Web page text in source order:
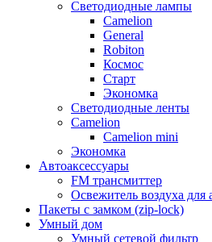
Светодиодные лампы
Camelion
General
Robiton
Космос
Старт
Экономка
Светодиодные ленты
Camelion
Camelion mini
Экономка
Автоаксессуары
FM трансмиттер
Освежитель воздуха для
Пакеты с замком (zip-lock)
Умный дом
Умный сетевой фильтр